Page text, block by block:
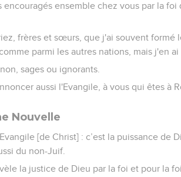
ensemble chez vous par la
frères et sœurs, que j'ai souvent formé
parmi les autres nations, mais j'en
sages ou ignorants.
aussi l'Evangile, à vous qui êtes à
Nouvelle
[de Christ] : c’est la puissance de
du non-Juif.
la justice de Dieu par la foi et pour la